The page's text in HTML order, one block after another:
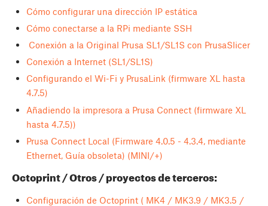
Cómo configurar una dirección IP estática
Cómo conectarse a la RPi mediante SSH
Conexión a la Original Prusa SL1/SL1S con PrusaSlicer
Conexión a Internet (SL1/SL1S)
Configurando el Wi-Fi y PrusaLink (firmware XL hasta
4.7.5)
Añadiendo la impresora a Prusa Connect (firmware XL
hasta 4.7.5))
Prusa Connect Local (Firmware 4.0.5 - 4.3.4, mediante
Ethernet, Guía obsoleta) (MINI/+)
Octoprint / Otros / proyectos de terceros:
Configuración de Octoprint ( MK4 / MK3.9 / MK3.5 /